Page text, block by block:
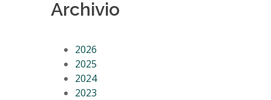
Archivio
2026
2025
2024
2023